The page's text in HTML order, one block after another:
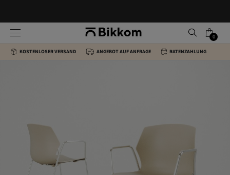
0
KOSTENLOSER VERSAND ANGEBOT AUF ANFRAGE RATENZAHLUNG